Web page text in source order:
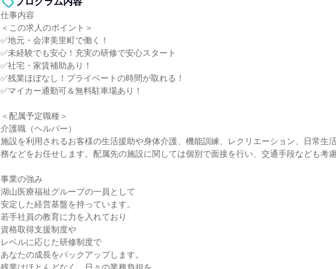
仕事内容
＜この求人のポイント＞
✅地元・会津美里町で働く！
✅未経験でも安心！充実の研修で安心スタート
✅社宅・家賃補助あり！
✅残業ほぼなし！プライベートの時間が取れる！
✅マイカー通勤可＆無料駐車場あり！
＜配属予定職種＞
介護職（ヘルパー）
施設を利用されるお客様の生活援助や身体介護、機能訓練、レクリエーション、日常生
務などをお任せします。配属先の施設に関しては個別で面接を行い、交通手段なども考慮
事業の強み
湖山医療福祉グループの一員として
安定した経営基盤を持っています。
若手社員の教育に力を入れており
資格取得支援制度や
レベルに応じた研修制度で
あなたの成長をバックアップします。